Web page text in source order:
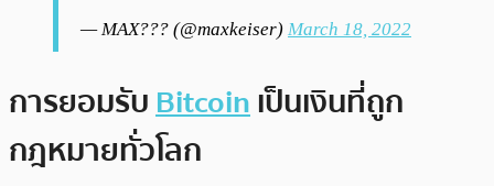
— MAX??? (@maxkeiser) March 18, 2022
การยอมรับBitcoinเป็นเงินที่ถูก
กฎหมายทั่วโลก